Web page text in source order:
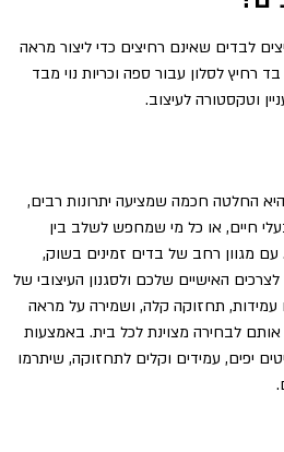
לבדים שאינם רחיצים כדי ליצור מראה
בד רחיץ לסלון עבור ספה וכריות נוי מבד
וטקסטורה לעיצוב.
החלטה חכמה שמציעה יתרונות רבים,
חיים, או כל מי שמחפש לשלב בין
עם מגוון רחב של בדים זמינים בשוק,
האישיים שלכם ולסגנון העיצובי של
עמידות, תחזוקה קלה, ושמירה על מראה
אותם לבחירה מצוינת לכל בית. באמצעות
יפים, עמידים וקלים לתחזוקה, שיתרמו